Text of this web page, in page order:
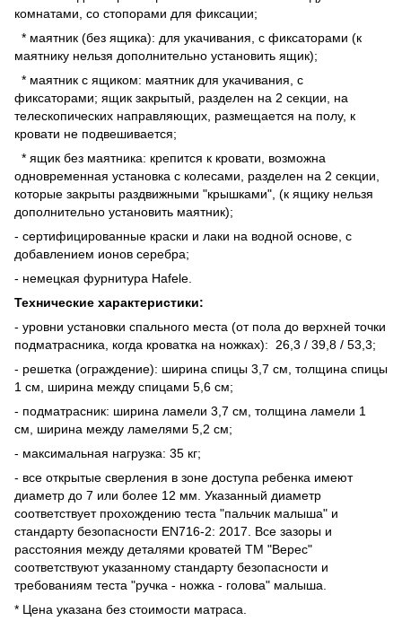
комнатами, со стопорами для фиксации;
* маятник (без ящика): для укачивания, с фиксаторами (к
маятнику нельзя дополнительно установить ящик);
* маятник с ящиком: маятник для укачивания, с
фиксаторами; ящик закрытый, разделен на 2 секции, на
телескопических направляющих, размещается на полу, к
кровати не подвешивается;
* ящик без маятника: крепится к кровати, возможна
одновременная установка с колесами, разделен на 2 секции,
которые закрыты раздвижными "крышками", (к ящику нельзя
дополнительно установить маятник);
- сертифицированные краски и лаки на водной основе, с
добавлением ионов серебра;
- немецкая фурнитура Hafele.
Технические характеристики:
- уровни установки спального места (от пола до верхней точки
подматрасника, когда кроватка на ножках): 26,3 / 39,8 / 53,3;
- решетка (ограждение): ширина спицы 3,7 см, толщина спицы
1 см, ширина между спицами 5,6 см;
- подматрасник: ширина ламели 3,7 см, толщина ламели 1
см, ширина между ламелями 5,2 см;
- максимальная нагрузка: 35 кг;
- все открытые сверления в зоне доступа ребенка имеют
диаметр до 7 или более 12 мм. Указанный диаметр
соответствует прохождению теста "пальчик малыша" и
стандарту безопасности EN716-2: 2017. Все зазоры и
расстояния между деталями кроватей ТМ "Верес"
соответствуют указанному стандарту безопасности и
требованиям теста "ручка - ножка - голова" малыша.
* Цена указана без стоимости матраса.